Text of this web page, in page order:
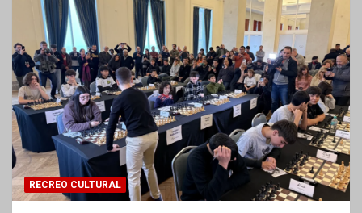
RECREO CULTURAL